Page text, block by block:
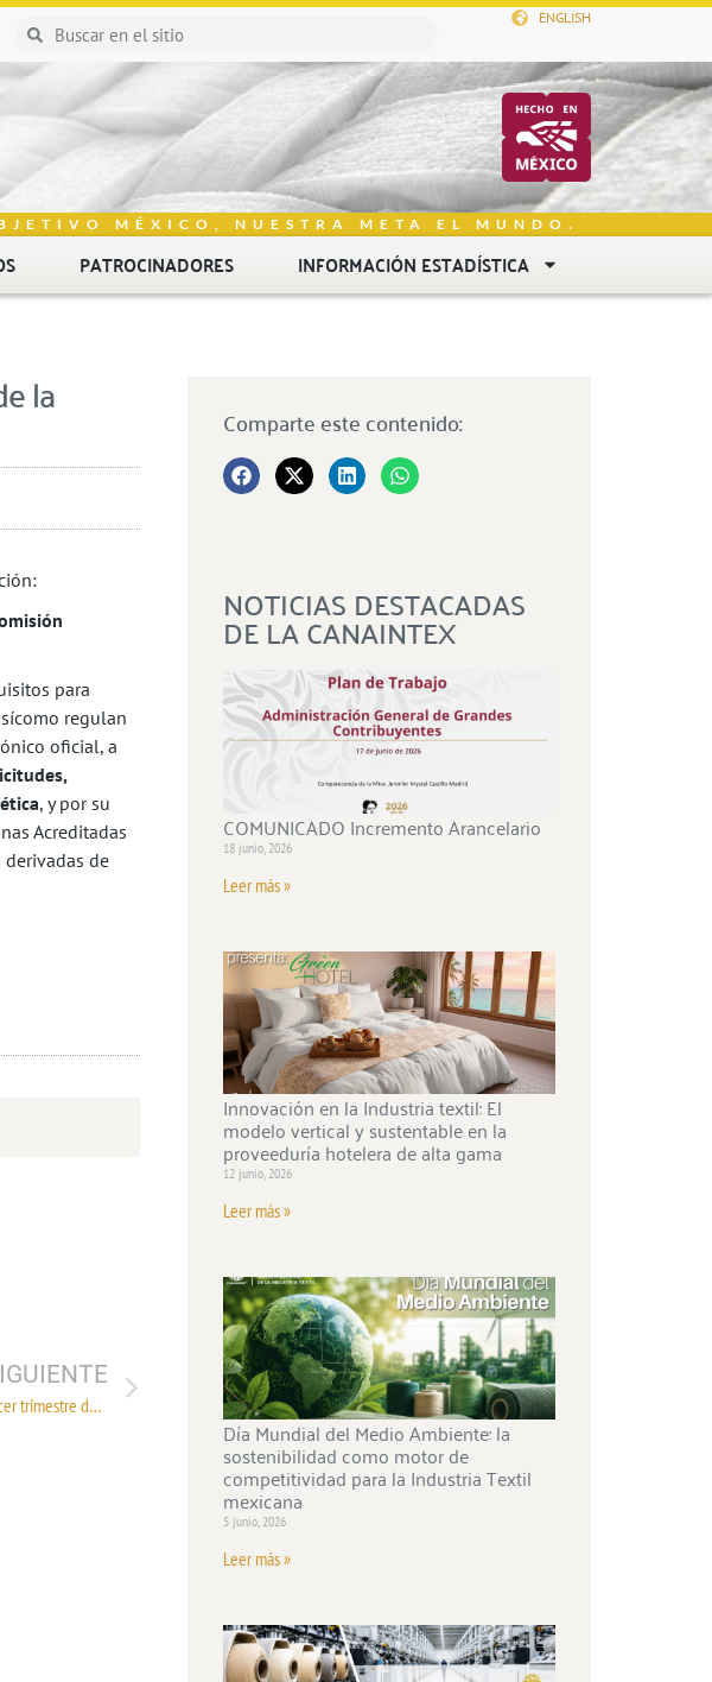
ENGLISH
MÉXICO, NUESTRA META EL MUNDO.
PATROCINADORES INFORMACIÓN ESTADÍSTICA
la
para
regulan
oficial, a
, y por su
Acreditadas
de
Resumen de NOM y NMX correspondiente al tercer trimestre de 2025
Comparte este contenido:
NOTICIAS DESTACADAS
DE LA CANAINTEX
COMUNICADO Incremento Arancelario
18 junio, 2026
Leer más »
Innovación en la Industria textil: El
modelo vertical y sustentable en la
proveeduría hotelera de alta gama
12 junio, 2026
Leer más »
Día Mundial del Medio Ambiente: la
sostenibilidad como motor de
competitividad para la Industria Textil
mexicana
5 junio, 2026
Leer más »